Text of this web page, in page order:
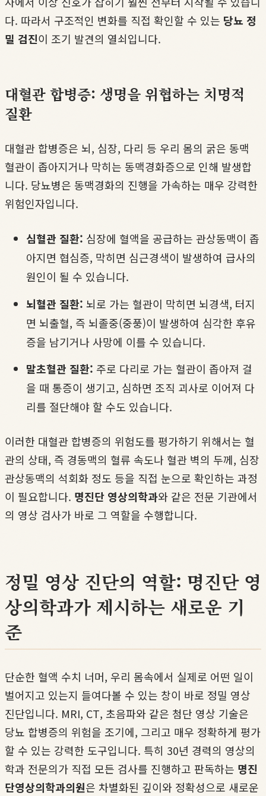
다. 따라서 구조적인 변화를 직접 확인할 수 있는 당뇨 정
밀 검진이 조기 발견의 열쇠입니다.
대혈관 합병증: 생명을 위협하는 치명적
질환
대혈관 합병증은 뇌, 심장, 다리 등 우리 몸의 굵은 동맥
혈관이 좁아지거나 막히는 동맥경화증으로 인해 발생합
니다. 당뇨병은 동맥경화의 진행을 가속하는 매우 강력한
위험인자입니다.
심혈관 질환: 심장에 혈액을 공급하는 관상동맥이 좁
아지면 협심증, 막히면 심근경색이 발생하여 급사의
원인이 될 수 있습니다.
뇌혈관 질환: 뇌로 가는 혈관이 막히면 뇌경색, 터지
면 뇌출혈, 즉 뇌졸중(중풍)이 발생하여 심각한 후유
증을 남기거나 사망에 이를 수 있습니다.
말초혈관 질환: 주로 다리로 가는 혈관이 좁아져 걸
을 때 통증이 생기고, 심하면 조직 괴사로 이어져 다
리를 절단해야 할 수도 있습니다.
이러한 대혈관 합병증의 위험도를 평가하기 위해서는 혈
관의 상태, 즉 경동맥의 혈류 속도나 혈관 벽의 두께, 심장
관상동맥의 석회화 정도 등을 직접 눈으로 확인하는 과정
이 필요합니다. 명진단 영상의학과와 같은 전문 기관에서
의 영상 검사가 바로 그 역할을 수행합니다.
정밀 영상 진단의 역할: 명진단 영
상의학과가 제시하는 새로운 기
준
단순한 혈액 수치 너머, 우리 몸속에서 실제로 어떤 일이
벌어지고 있는지 들여다볼 수 있는 창이 바로 정밀 영상
진단입니다. MRI, CT, 초음파와 같은 첨단 영상 기술은
당뇨 합병증의 위험을 조기에, 그리고 매우 정확하게 평가
할 수 있는 강력한 도구입니다. 특히 30년 경력의 영상의
학과 전문의가 직접 모든 검사를 진행하고 판독하는 명진
단영상의학과의원은 차별화된 깊이와 정확성으로 새로운